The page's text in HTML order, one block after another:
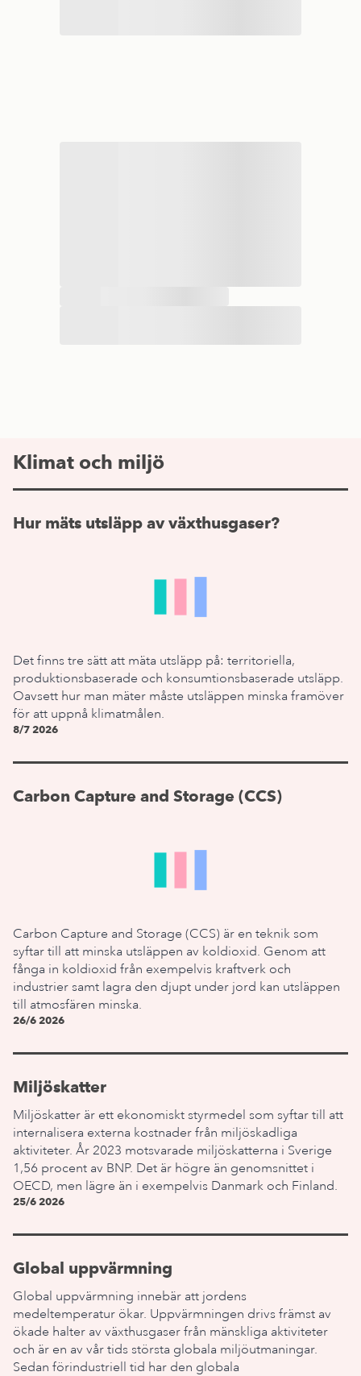
Klimat och miljö
Hur mäts utsläpp av växthusgaser?
Det finns tre sätt att mäta utsläpp på: territoriella,
produktionsbaserade och konsumtionsbaserade utsläpp.
Oavsett hur man mäter måste utsläppen minska framöver
för att uppnå klimatmålen.
8/7 2026
Carbon Capture and Storage (CCS)
Carbon Capture and Storage (CCS) är en teknik som
syftar till att minska utsläppen av koldioxid. Genom att
fånga in koldioxid från exempelvis kraftverk och
industrier samt lagra den djupt under jord kan utsläppen
till atmosfären minska.
26/6 2026
Miljöskatter
Miljöskatter är ett ekonomiskt styrmedel som syftar till att
internalisera externa kostnader från miljöskadliga
aktiviteter. År 2023 motsvarade miljöskatterna i Sverige
1,56 procent av BNP. Det är högre än genomsnittet i
OECD, men lägre än i exempelvis Danmark och Finland.
25/6 2026
Global uppvärmning
Global uppvärmning innebär att jordens
medeltemperatur ökar. Uppvärmningen drivs främst av
ökade halter av växthusgaser från mänskliga aktiviteter
och är en av vår tids största globala miljöutmaningar.
Sedan förindustriell tid har den globala